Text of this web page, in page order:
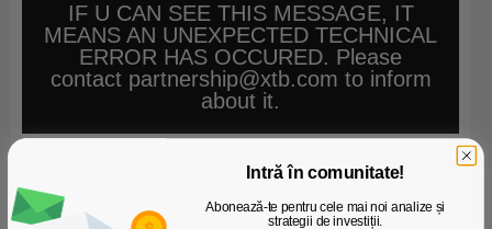
IF U CAN SEE THIS MESSAGE, IT
MEANS AN UNEXPECTED TECHNICAL
ERROR HAS OCCURED. Please
contact partnership@xtb.com to inform
about it.
Intră în comunitate!
Abonează-te pentru cele mai noi analize și
strategii de investiții.